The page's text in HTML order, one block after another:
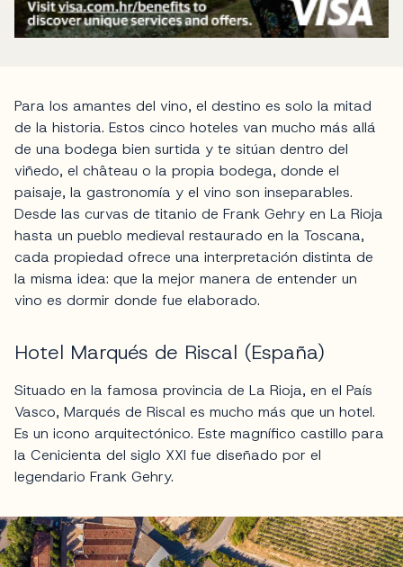
Para los amantes del vino, el destino es solo la mitad
de la historia. Estos cinco hoteles van mucho más allá
de una bodega bien surtida y te sitúan dentro del
viñedo, el château o la propia bodega, donde el
paisaje, la gastronomía y el vino son inseparables.
Desde las curvas de titanio de Frank Gehry en La Rioja
hasta un pueblo medieval restaurado en la Toscana,
cada propiedad ofrece una interpretación distinta de
la misma idea: que la mejor manera de entender un
vino es dormir donde fue elaborado.
Hotel Marqués de Riscal (España)
Situado en la famosa provincia de La Rioja, en el País
Vasco, Marqués de Riscal es mucho más que un hotel.
Es un icono arquitectónico. Este magnífico castillo para
la Cenicienta del siglo XXI fue diseñado por el
legendario Frank Gehry.